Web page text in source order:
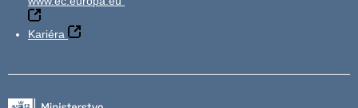
Kariéra